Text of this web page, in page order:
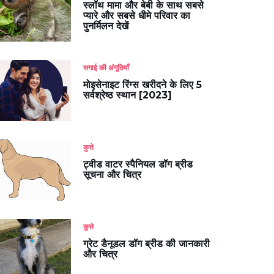
स्लॉथ मामा और बेबी के साथ सबसे
प्यारे और सबसे धीमे परिवार का
पुनर्मिलन देखें
सगाई की अंगूठियाँ
मोइसेनाइट रिंग्स खरीदने के लिए 5
सर्वश्रेष्ठ स्थान [2023]
कुत्ते
ट्वीड वाटर स्पैनियल डॉग ब्रीड
सूचना और चित्र
कुत्ते
ग्रेट डैनूडल डॉग ब्रीड की जानकारी
और चित्र